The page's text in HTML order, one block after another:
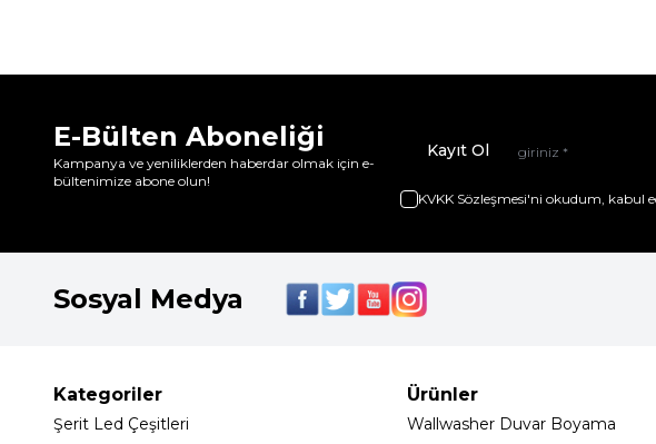
E-Bülten Aboneliği
Kampanya ve yeniliklerden haberdar olmak için e-
bültenimize abone olun!
Kayıt Ol
KVKK Sözleşmesi'ni okudum, kabul
Sosyal Medya
Kategoriler
Şerit Led Çeşitleri
Ürünler
Wallwasher Duvar Boyama